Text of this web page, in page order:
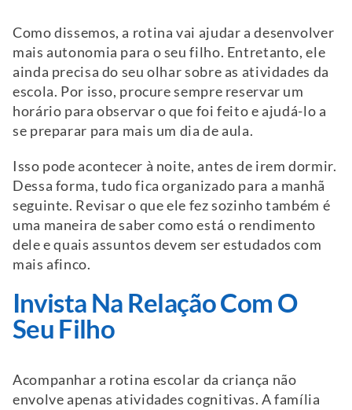
Como dissemos, a rotina vai ajudar a desenvolver
mais autonomia para o seu filho. Entretanto, ele
ainda precisa do seu olhar sobre as atividades da
escola. Por isso, procure sempre reservar um
horário para observar o que foi feito e ajudá-lo a
se preparar para mais um dia de aula.
Isso pode acontecer à noite, antes de irem dormir.
Dessa forma, tudo fica organizado para a manhã
seguinte. Revisar o que ele fez sozinho também é
uma maneira de saber como está o rendimento
dele e quais assuntos devem ser estudados com
mais afinco.
Invista Na Relação Com O
Seu Filho
Acompanhar a rotina escolar da criança não
envolve apenas atividades cognitivas. A família